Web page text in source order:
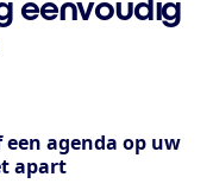
agenda op uw
apart